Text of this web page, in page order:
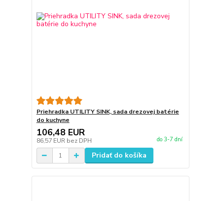
Priehradka UTILITY SINK, sada drezovej batérie
do kuchyne
106,48 EUR
86,57 EUR bez DPH do 3-7 dní
Pridať do košíka